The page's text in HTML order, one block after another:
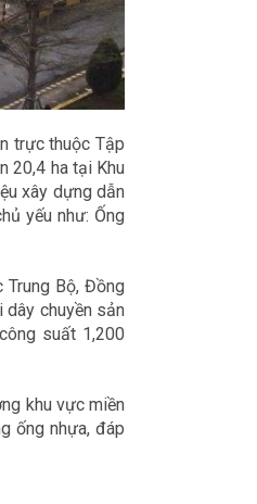
trực thuộc Tập
20,4 ha tại Khu
xây dựng dẫn
yếu như: Ống
Trung Bộ, Đồng
dây chuyền sản
suất 1,200
khu vực miền
ống nhựa, đáp